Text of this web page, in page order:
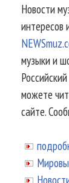
Новости
интересов
музыки и
можете
сайте.